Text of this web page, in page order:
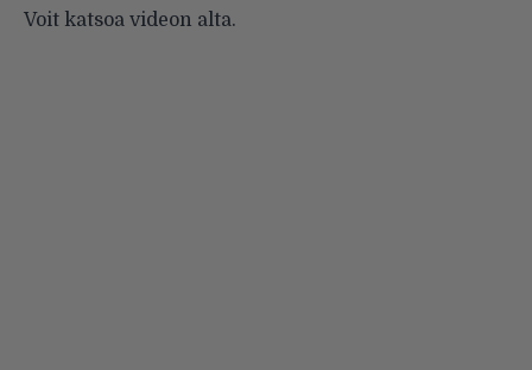
Voit katsoa videon alta.